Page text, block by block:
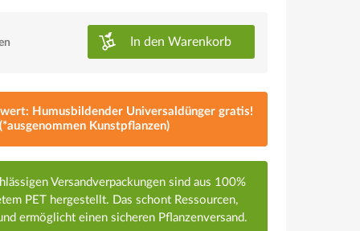
In den Warenkorb
Humusbildender Universaldünger gratis!
Kunstpflanzen)
Versandverpackungen sind aus 100%
PET hergestellt. Das schont Ressourcen,
ermöglicht einen sicheren Pflanzenversand.